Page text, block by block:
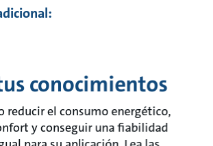
conocimientos
reducir el consumo energético,
y conseguir una fiabilidad